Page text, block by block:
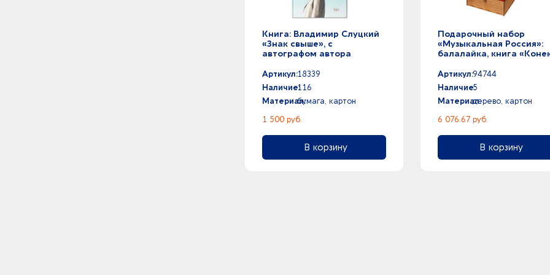
Книга: Владимир Слуцкий
«Знак свыше», с
автографом автора
Артикул:18339
Наличие:116
Материал:бумага, картон
1 500 руб.
В корзину
Подарочный набор
«Музыкальная Россия»:
балалайка, книга
Артикул:94744
Наличие:5
Материал:дерево, картон
6 076.67 руб.
В корзину